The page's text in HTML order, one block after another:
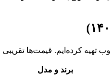
تهیه کرده‌ایم. قیمت‌ها تقریبی
برند و مدل